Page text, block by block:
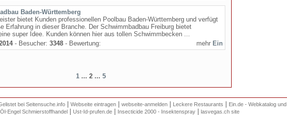
Baden-Württemberg
bietet Kunden professionellen Poolbau Baden-Württemberg und verfügt
Erfahrung in dieser Branche. Der Schwimmbadbau Freiburg bietet
super Idee. Kunden können hier aus tollen Schwimmbecken ...
- Besucher: 3348 - Bewertung: mehr
1... 2 ... 5
bei Seitensuche.info Webseite eintragen webseite-anmelden Leckere Restaurants
Ein.de - Webkatalog und
Öl-Engel Schmierstoffhandel Ust-Id-prufen.de Insecticide 2000 - Insektenspray lasvegas.ch site